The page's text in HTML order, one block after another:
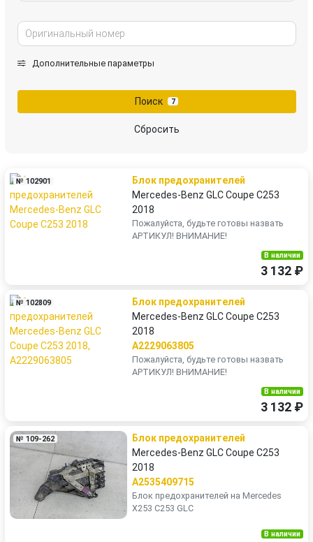
Дополнительные параметры
Поиск 7
Сбросить
№ 102901
Блок предохранителей
Mercedes-Benz GLC Coupe C253
2018
Пожалуйста, будьте готовы назвать
АРТИКУЛ! ВНИМАНИЕ!
В наличии
3 132 ₽
№ 102809
Блок предохранителей
Mercedes-Benz GLC Coupe C253
2018
A2229063805
Пожалуйста, будьте готовы назвать
АРТИКУЛ! ВНИМАНИЕ!
В наличии
3 132 ₽
№ 109-262
Блок предохранителей
Mercedes-Benz GLC Coupe C253
2018
A2535409715
Блок предохранителей на Mercedes
X253 C253 GLC
В наличии